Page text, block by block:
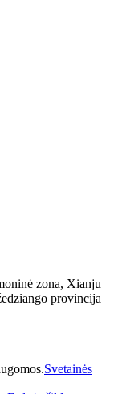
zona, Xianju
provincija
Svetainės